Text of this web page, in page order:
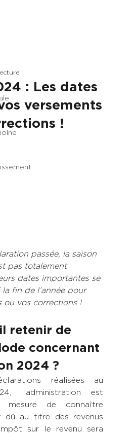
: Les dates
versements
!
passée, la saison
pas totalement
dates importantes se
la fin de l’année pour
ou vos corrections !
retenir de
concernant
2024 ?
réalisées au
l’administration est
mesure de connaître
dû au titre des revenus
sur le revenu sera